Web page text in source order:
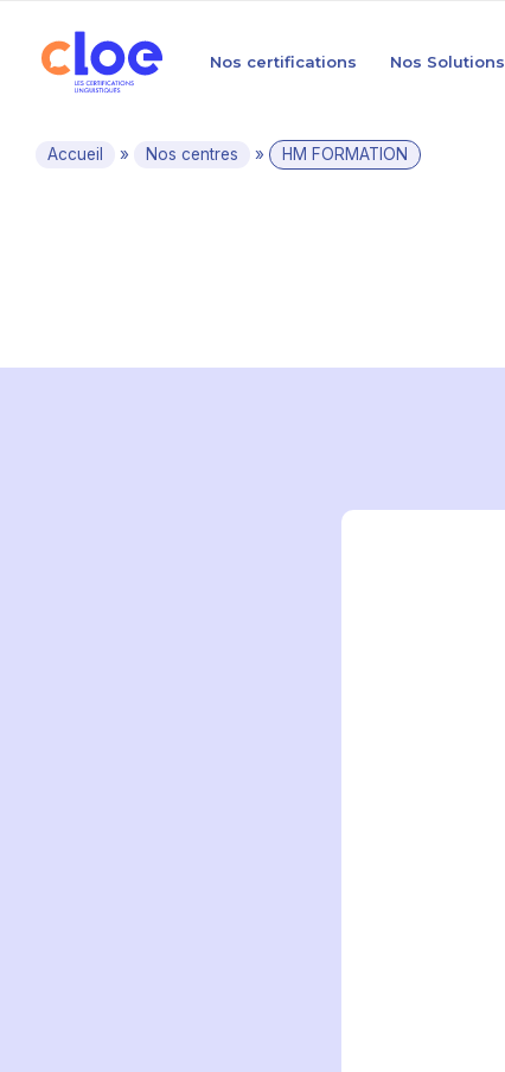
Nos certifications Nos Solutions
Accueil » Nos centres » HM FORMATION